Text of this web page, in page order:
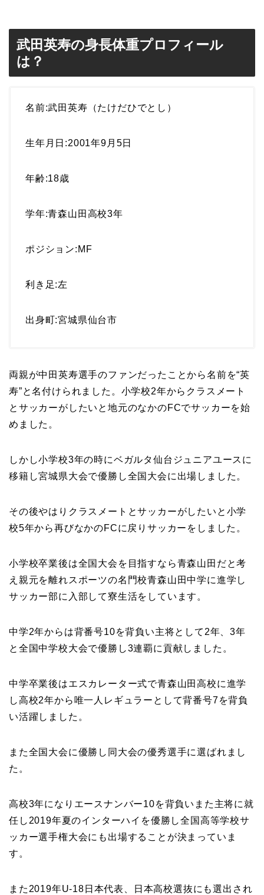
武田英寿の身長体重プロフィール
は？
名前:武田英寿（たけだひでとし）
生年月日:2001年9月5日
年齢:18歳
学年:青森山田高校3年
ポジション:MF
利き足:左
出身町:宮城県仙台市
両親が中田英寿選手のファンだったことから名前を“英
寿”と名付けられました。小学校2年からクラスメート
とサッカーがしたいと地元のなかのFCでサッカーを始
めました。
しかし小学校3年の時にベガルタ仙台ジュニアユースに
移籍し宮城県大会で優勝し全国大会に出場しました。
その後やはりクラスメートとサッカーがしたいと小学
校5年から再びなかのFCに戻りサッカーをしました。
小学校卒業後は全国大会を目指すなら青森山田だと考
え親元を離れスポーツの名門校青森山田中学に進学し
サッカー部に入部して寮生活をしています。
中学2年からは背番号10を背負い主将として2年、3年
と全国中学校大会で優勝し3連覇に貢献しました。
中学卒業後はエスカレーター式で青森山田高校に進学
し高校2年から唯一人レギュラーとして背番号7を背負
い活躍しました。
また全国大会に優勝し同大会の優秀選手に選ばれまし
た。
高校3年になりエースナンバー10を背負いまた主将に就
任し2019年夏のインターハイを優勝し全国高等学校サ
ッカー選手権大会にも出場することが決まっていま
す。
また2019年U-18日本代表、日本高校選抜にも選出され